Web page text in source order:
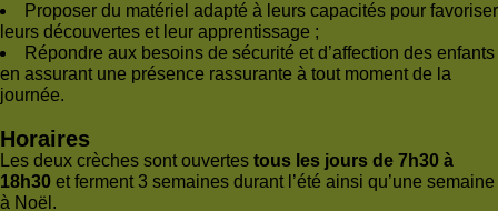
Proposer du matériel adapté à leurs capacités pour favoriser
leurs découvertes et leur apprentissage ;
Répondre aux besoins de sécurité et d’affection des enfants
en assurant une présence rassurante à tout moment de la
journée.
Horaires
Les deux crèches sont ouvertes tous les jours de 7h30 à
18h30 et ferment 3 semaines durant l’été ainsi qu’une semaine
à Noël.